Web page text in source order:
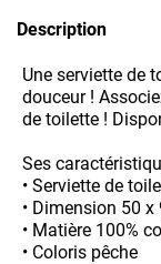
Description
Une serviette de
douceur !
de toilette !
Ses
• Serviette de
• Dimension 50 x
• Matière 100%
• Coloris pêche